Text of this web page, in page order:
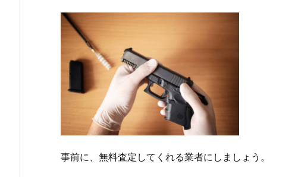
事前に、無料査定してくれる業者にしましょう。